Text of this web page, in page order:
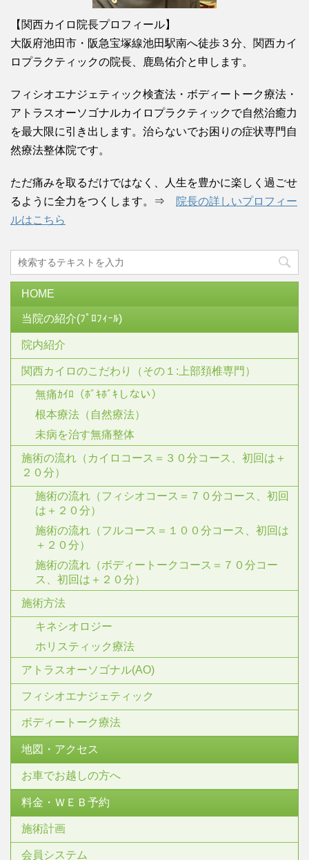
【関西カイロ院長プロフィール】
大阪府池田市・阪急宝塚線池田駅南へ徒歩３分、関西カイ
ロプラクティックの院長、鹿島佑介と申します。
フィシオエナジェティック検査法・ボディートーク療法・
アトラスオーソゴナルカイロプラクティックで自然治癒力
を最大限に引き出します。治らないでお困りの症状専門自
然療法整体院です。
ただ痛みを取るだけではなく、人生を豊かに楽しく過ごせ
るように全力をつくします。⇒
院長の詳しいプロフィー
ルはこちら
HOME
当院の紹介(ﾌﾟﾛﾌｨｰﾙ)
院内紹介
関西カイロのこだわり（その１:上部頚椎専門）
無痛ｶｲﾛ（ﾎﾞｷﾎﾞｷしない）
根本療法（自然療法）
未病を治す無痛整体
施術の流れ（カイロコース＝３０分コース、初回は＋
２０分）
施術の流れ（フィシオコース＝７０分コース、初回
は＋２０分）
施術の流れ（フルコース＝１００分コース、初回は
＋２０分）
施術の流れ（ボディートークコース＝７０分コー
ス、初回は＋２０分）
施術方法
キネシオロジー
ホリスティック療法
アトラスオーソゴナル(AO)
フィシオエナジェティック
ボディートーク療法
地図・アクセス
お車でお越しの方へ
料金・ＷＥＢ予約
施術計画
会員システム